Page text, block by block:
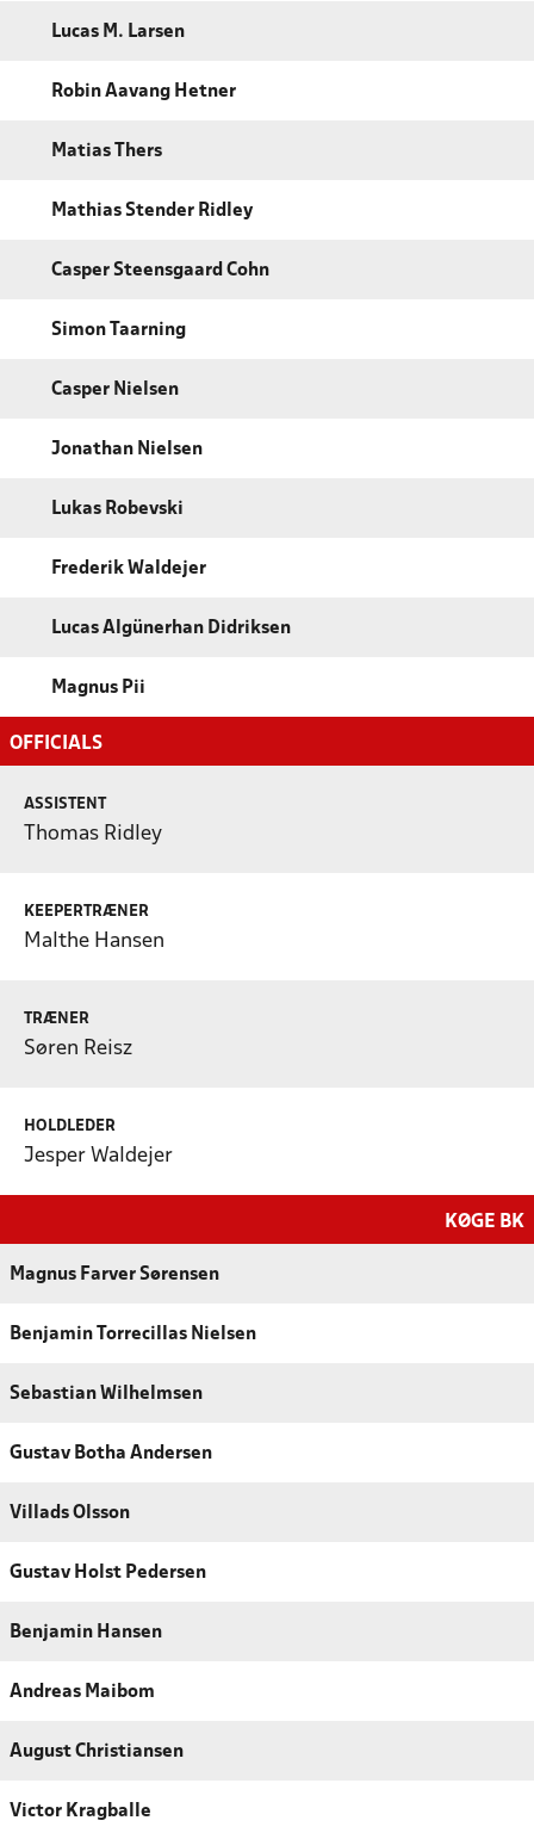
Lucas M. Larsen
Robin Aavang Hetner
Matias Thers
Mathias Stender Ridley
Casper Steensgaard Cohn
Simon Taarning
Casper Nielsen
Jonathan Nielsen
Lukas Robevski
Frederik Waldejer
Lucas Algünerhan Didriksen
Magnus Pii
OFFICIALS
ASSISTENT
Thomas Ridley
KEEPERTRÆNER
Malthe Hansen
TRÆNER
Søren Reisz
HOLDLEDER
Jesper Waldejer
KØGE BK
Magnus Farver Sørensen
Benjamin Torrecillas Nielsen
Sebastian Wilhelmsen
Gustav Botha Andersen
Villads Olsson
Gustav Holst Pedersen
Benjamin Hansen
Andreas Maibom
August Christiansen
Victor Kragballe